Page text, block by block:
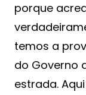
porque
temos a
do Governo
estrada.